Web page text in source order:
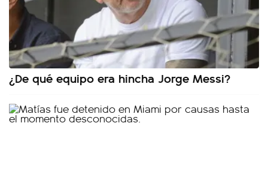
¿De qué equipo era hincha Jorge Messi?